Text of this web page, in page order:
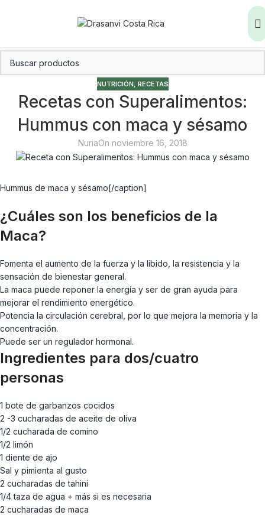
NUTRICIÓN, RECETAS
Recetas con Superalimentos:
Hummus con maca y sésamo
NuriaOn noviembre 16, 2018
Hummus de maca y sésamo[/caption]
¿Cuáles son los beneficios de la
Maca?
Fomenta el aumento de la fuerza y la libido, la resistencia y la
sensación de bienestar general.
La maca puede reponer la energía y ser de gran ayuda para
mejorar el rendimiento energético.
Potencia la circulación cerebral, por lo que mejora la memoria y la
concentración.
Puede ser un regulador hormonal.
Ingredientes para dos/cuatro
personas
1 bote de garbanzos cocidos
2 -3 cucharadas de aceite de oliva
1/2 cucharada de comino
1/2 limón
1 diente de ajo
Sal y pimienta al gusto
2 cucharadas de tahini
1/4 taza de agua + más si es necesaria
2 cucharadas de maca